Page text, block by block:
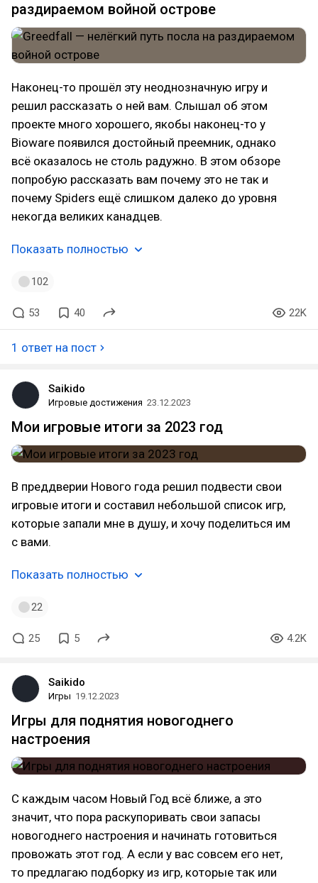
раздираемом войной острове
Наконец-то прошёл эту неоднозначную игру и
решил рассказать о ней вам. Слышал об этом
проекте много хорошего, якобы наконец-то у
Bioware появился достойный преемник, однако
всё оказалось не столь радужно. В этом обзоре
попробую рассказать вам почему это не так и
почему Spiders ещё слишком далеко до уровня
некогда великих канадцев.
Показать полностью
102
53 40 22K
1 ответ на пост
Saikido
Игровые достижения 23.12.2023
Мои игровые итоги за 2023 год
В преддверии Нового года решил подвести свои
игровые итоги и составил небольшой список игр,
которые запали мне в душу, и хочу поделиться им
с вами.
Показать полностью
22
25 5 4.2K
Saikido
Игры 19.12.2023
Игры для поднятия новогоднего
настроения
С каждым часом Новый Год всё ближе, а это
значит, что пора раскупоривать свои запасы
новогоднего настроения и начинать готовиться
провожать этот год. А если у вас совсем его нет,
то предлагаю подборку из игр, которые так или